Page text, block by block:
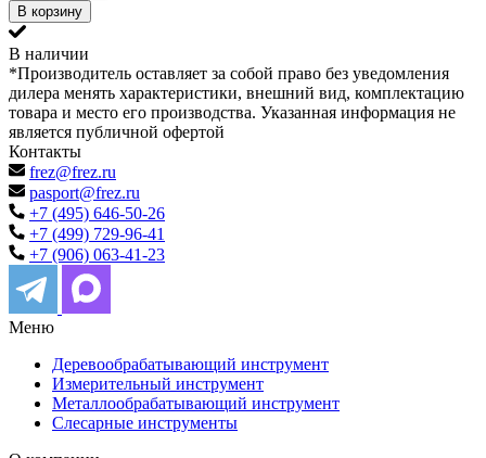
В корзину
В наличии
*Производитель оставляет за собой право без уведомления
дилера менять характеристики, внешний вид, комплектацию
товара и место его производства. Указанная информация не
является публичной офертой
Контакты
frez@frez.ru
pasport@frez.ru
+7 (495) 646-50-26
+7 (499) 729-96-41
+7 (906) 063-41-23
Меню
Деревообрабатывающий инструмент
Измерительный инструмент
Металлообрабатывающий инструмент
Слесарные инструменты